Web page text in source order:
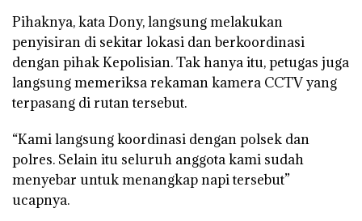
Pihaknya, kata Dony, langsung melakukan
penyisiran di sekitar lokasi dan berkoordinasi
dengan pihak Kepolisian. Tak hanya itu, petugas juga
langsung memeriksa rekaman kamera CCTV yang
terpasang di rutan tersebut.
“Kami langsung koordinasi dengan polsek dan
polres. Selain itu seluruh anggota kami sudah
menyebar untuk menangkap napi tersebut”
ucapnya.